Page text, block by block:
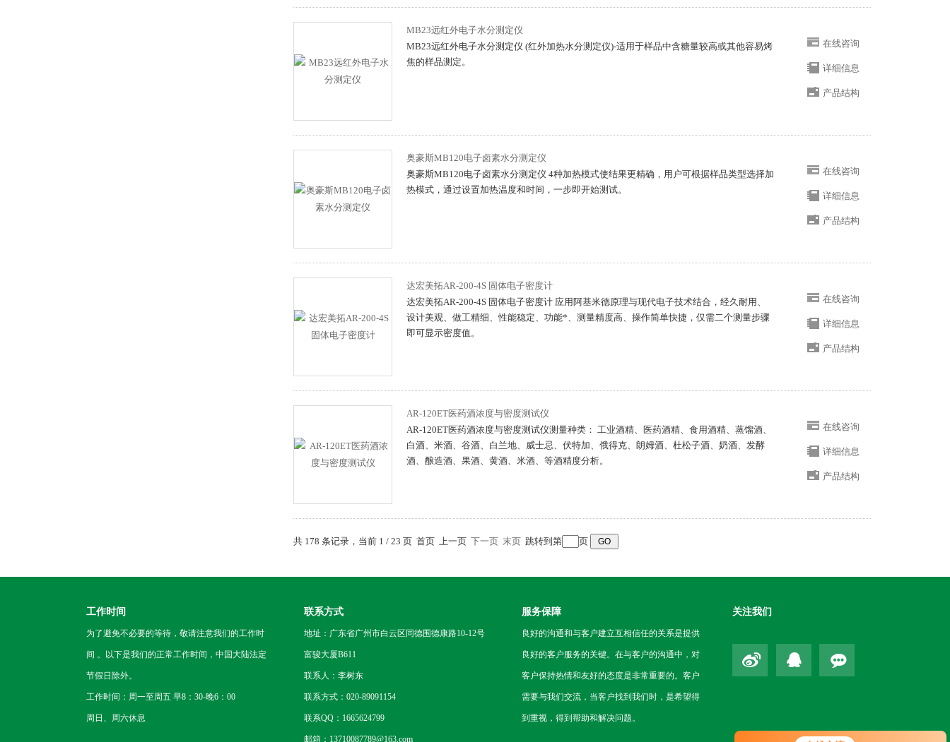
MB23远红外电子水分测定仪
MB23远红外电子水分测定仪 (红外加热水分测定仪)-适用于样品中含糖量较高或其他容易烤
焦的样品测定。
在线咨询
详细信息
产品结构
奥豪斯MB120电子卤素水分测定仪
奥豪斯MB120电子卤素水分测定仪 4种加热模式使结果更精确，用户可根据样品类型选择加
热模式，通过设置加热温度和时间，一步即开始测试。
在线咨询
详细信息
产品结构
达宏美拓AR-200-4S 固体电子密度计
达宏美拓AR-200-4S 固体电子密度计 应用阿基米德原理与现代电子技术结合，经久耐用、
设计美观、做工精细、性能稳定、功能*、测量精度高、操作简单快捷，仅需二个测量步骤
即可显示密度值。
在线咨询
详细信息
产品结构
AR-120ET医药酒浓度与密度测试仪
AR-120ET医药酒浓度与密度测试仪测量种类： 工业酒精、医药酒精、食用酒精、蒸馏酒、
白酒、米酒、谷酒、白兰地、威士忌、伏特加、俄得克、朗姆酒、杜松子酒、奶酒、发酵
酒、酿造酒、果酒、黄酒、米酒、等酒精度分析。
在线咨询
详细信息
产品结构
共 178 条记录，当前 1 / 23 页 首页 上一页 下一页 末页 跳转到第 页
工作时间
为了避免不必要的等待，敬请注意我们的工作时
间 。以下是我们的正常工作时间，中国大陆法定
节假日除外。
工作时间：周一至周五 早8：30-晚6：00
周日、周六休息
联系方式
地址：广东省广州市白云区同德围德康路10-12号
富骏大厦B611
联系人：李树东
联系方式：020-89091154
联系QQ：1665624799
邮箱：13710087789@163.com
服务保障
良好的沟通和与客户建立互相信任的关系是提供
良好的客户服务的关键。在与客户的沟通中，对
客户保持热情和友好的态度是非常重要的。客户
需要与我们交流，当客户找到我们时，是希望得
到重视，得到帮助和解决问题。
关注我们